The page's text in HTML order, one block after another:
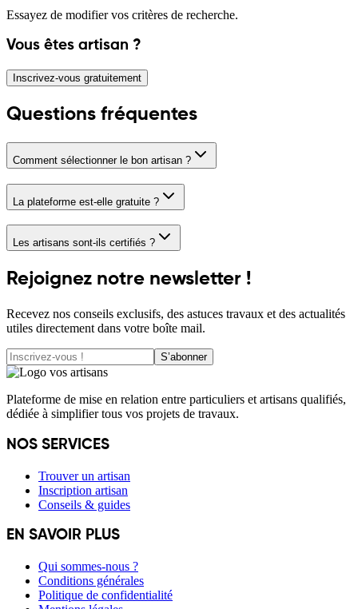
Essayez de modifier vos critères de recherche.
Vous êtes artisan ?
Inscrivez-vous gratuitement
Questions fréquentes
Comment sélectionner le bon artisan ?
La plateforme est-elle gratuite ?
Les artisans sont-ils certifiés ?
Rejoignez notre newsletter !
Recevez nos conseils exclusifs, des astuces travaux et des actualités
utiles directement dans votre boîte mail.
S’abonner
Plateforme de mise en relation entre particuliers et artisans qualifiés,
dédiée à simplifier tous vos projets de travaux.
NOS SERVICES
Trouver un artisan
Inscription artisan
Conseils & guides
EN SAVOIR PLUS
Qui sommes-nous ?
Conditions générales
Politique de confidentialité